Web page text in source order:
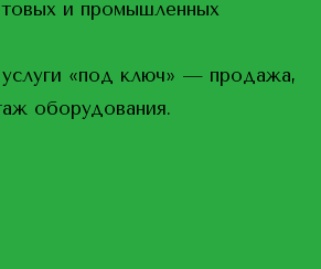
и промышленных
«под ключ» — продажа,
оборудования.